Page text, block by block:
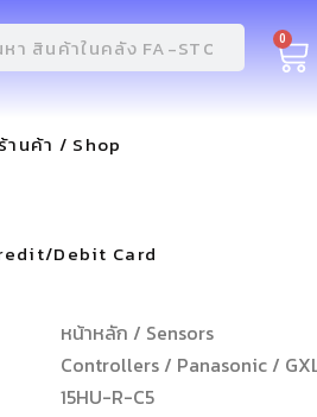
0
ร้านค้า / Shop
Debit Card
หน้าหลัก / Sensors
Controllers/ Panasonic/
15HU-R-C5